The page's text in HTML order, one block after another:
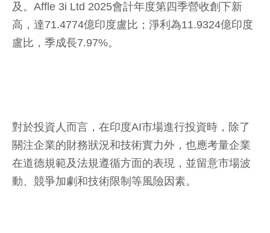
及。Affle 3i Ltd 2025會計年度第四季營收創下新
高，達71.4774億印度盧比；淨利為11.9324億印度
盧比，季成長7.97%。
對於投資人而言，在印度AI市場進行投資時，除了
關注企業的財務狀況和技術實力外，也應考量企業
在道德規範及法規遵循方面的表現，並留意市場波
動、競爭加劇和技術限制等風險因素。